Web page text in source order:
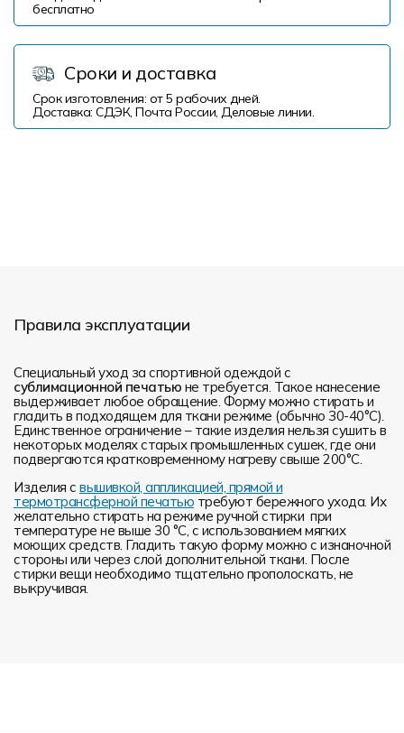
бесплатно
Сроки и доставка
Срок изготовления: от 5 рабочих дней.
Доставка: СДЭК, Почта России, Деловые линии.
Правила эксплуатации
Специальный уход за спортивной одеждой с
сублимационной печатью не требуется. Такое нанесение
выдерживает любое обращение. Форму можно стирать и
гладить в подходящем для ткани режиме (обычно 30-40°С).
Единственное ограничение – такие изделия нельзя сушить в
некоторых моделях старых промышленных сушек, где они
подвергаются кратковременному нагреву свыше 200°С.
Изделия с вышивкой, аппликацией, прямой и
термотрансферной печатью требуют бережного ухода. Их
желательно стирать на режиме ручной стирки при
температуре не выше 30 °C, с использованием мягких
моющих средств. Гладить такую форму можно с изнаночной
стороны или через слой дополнительной ткани. После
стирки вещи необходимо тщательно прополоскать, не
выкручивая.